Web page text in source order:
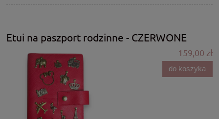
Etui na paszport rodzinne - CZERWONE
159,00 zł
do koszyka